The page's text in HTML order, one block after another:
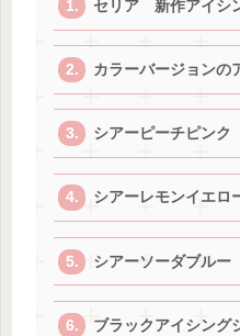
セリア 新作アイシ
カラーバージョンの
シアーピーチピンク
シアーレモンイエロ
シアーソーダブルー
ブラックアイシング